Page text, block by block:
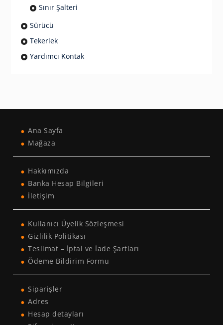
Sınır Şalteri
Sürücü
Tekerlek
Yardımcı Kontak
Ana Sayfa
Mağaza
Hakkımızda
Banka Hesap Bilgileri
İletişim
Kullanıcı Üyelik Sözleşmesi
Gizlilik Politikası
Teslimat – İptal ve İade Şartları
Ödeme Bildirim Formu
Siparişler
Adres
Hesap detayları